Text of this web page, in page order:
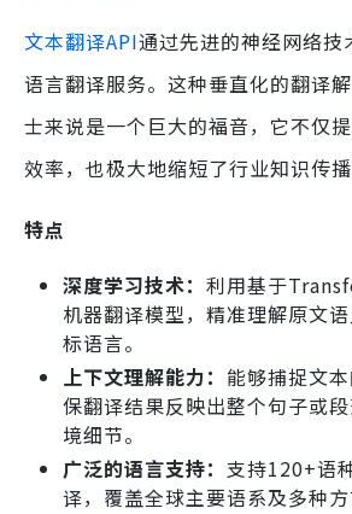
文本翻译API通过先进的神经网络技
语言翻译服务。这种垂直化的翻译
士来说是一个巨大的福音，它不仅
效率，也极大地缩短了行业知识传播
特点
深度学习技术： 利用基于
机器翻译模型，精准理解原文
标语言。
上下文理解能力： 能够捕捉文
保翻译结果反映出整个句子或
境细节。
广泛的语言支持： 支持120+语
译，覆盖全球主要语系及多种方